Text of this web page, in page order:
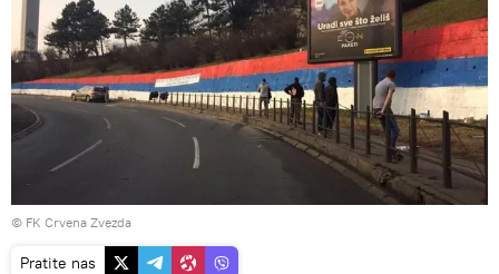
© FK Crvena Zvezda
Pratite nas